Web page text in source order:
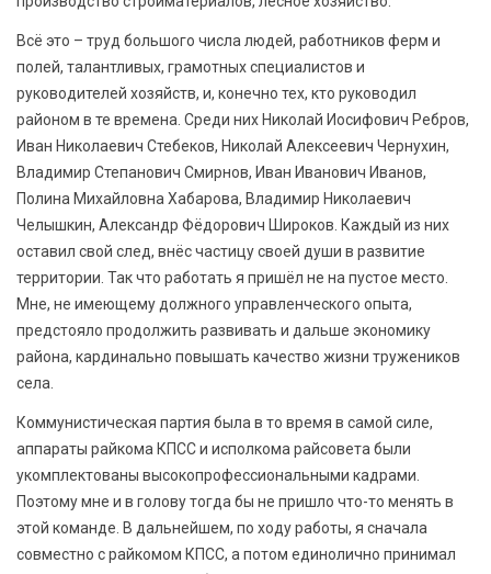
Всё это – труд большого числа людей, работников ферм и
полей, талантливых, грамотных специалистов и
руководителей хозяйств, и, конечно тех, кто руководил
районом в те времена. Среди них Николай Иосифович Ребров,
Иван Николаевич Стебеков, Николай Алексеевич Чернухин,
Владимир Степанович Смирнов, Иван Иванович Иванов,
Полина Михайловна Хабарова, Владимир Николаевич
Челышкин, Александр Фёдорович Широков. Каждый из них
оставил свой след, внёс частицу своей души в развитие
территории. Так что работать я пришёл не на пустое место.
Мне, не имеющему должного управленческого опыта,
предстояло продолжить развивать и дальше экономику
района, кардинально повышать качество жизни тружеников
села.
Коммунистическая партия была в то время в самой силе,
аппараты райкома КПСС и исполкома райсовета были
укомплектованы высокопрофессиональными кадрами.
Поэтому мне и в голову тогда бы не пришло что-то менять в
этой команде. В дальнейшем, по ходу работы, я сначала
совместно с райкомом КПСС, а потом единолично принимал